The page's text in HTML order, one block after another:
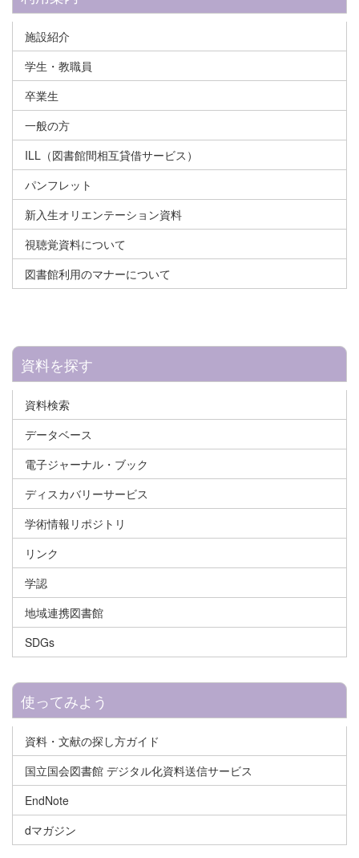
施設紹介
学生・教職員
卒業生
一般の方
ILL（図書館間相互貸借サービス）
パンフレット
新入生オリエンテーション資料
視聴覚資料について
図書館利用のマナーについて
資料を探す
資料検索
データベース
電子ジャーナル・ブック
ディスカバリーサービス
学術情報リポジトリ
リンク
学認
地域連携図書館
SDGs
使ってみよう
資料・文献の探し方ガイド
国立国会図書館 デジタル化資料送信サービス
EndNote
dマガジン